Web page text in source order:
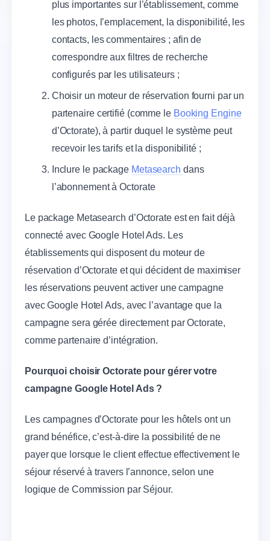
plus importantes sur l’établissement, comme
les photos, l’emplacement, la disponibilité, les
contacts, les commentaires ; afin de
correspondre aux filtres de recherche
configurés par les utilisateurs ;
Choisir un moteur de réservation fourni par un
partenaire certifié (comme le Booking Engine
d’Octorate), à partir duquel le système peut
recevoir les tarifs et la disponibilité ;
Inclure le package Metasearch dans
l’abonnement à Octorate
Le package Metasearch d’Octorate est en fait déjà
connecté avec Google Hotel Ads. Les
établissements qui disposent du moteur de
réservation d’Octorate et qui décident de maximiser
les réservations peuvent activer une campagne
avec Google Hotel Ads, avec l’avantage que la
campagne sera gérée directement par Octorate,
comme partenaire d’intégration.
Pourquoi choisir Octorate pour gérer votre
campagne Google Hotel Ads ?
Les campagnes d’Octorate pour les hôtels ont un
grand bénéfice, c’est-à-dire la possibilité de ne
payer que lorsque le client effectue effectivement le
séjour réservé à travers l’annonce, selon une
logique de Commission par Séjour.